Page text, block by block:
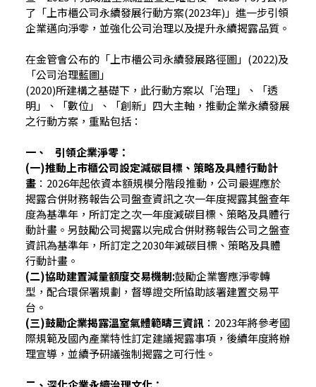
了「上市櫃公司永續發展行動方案(2023年)」進一步引領
企業邁向淨零，並強化公司治理以及提升永續揭露品質。
在金管會公布的「上市櫃公司永續發展路徑圖」(2022)及
「公司治理藍圖」
(2020)所建構之基礎下，此行動方案以「治理」、「透
明」、「數位」、「創新」四大主軸，推動企業永續發展
之行動方案，重點包括：
一、 引領企業淨零：
(一)推動上市櫃公司設定減碳目標、策略及具體行動計
畫：2026年起依資本額規模分階段推動，公司最遲應於
揭露合併財務報告公司盤查資訊之次一年度揭露其盤查年
度為基準年，所訂定之次一年度減碳目標、策略及具體行
動計畫。另鼓勵公司揭露以完成合併財務報告公司之盤查
資訊為基準年，所訂定之2030年減碳目標、策略及具體
行動計畫。
(二)協助建置減量額度交易機制:鼓勵企業響應淨零轉
型，配合環保署規劃，督導證交所協助該署建置交易平
台。
(三)鼓勵企業揭露溫室氣體範疇三資訊：2023年將參考國
際規範及國內產業特性訂定建議揭露事項，後續年度將辦
理宣導，並續予研議強制揭露之可行性。